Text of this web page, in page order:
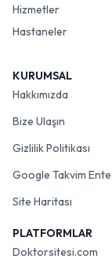
Hizmetler
Hastaneler
KURUMSAL
Hakkımızda
Bize Ulaşın
Gizlilik Politikası
Google Takvim
Site Haritası
PLATFORMLAR
Doktorsitesi.com